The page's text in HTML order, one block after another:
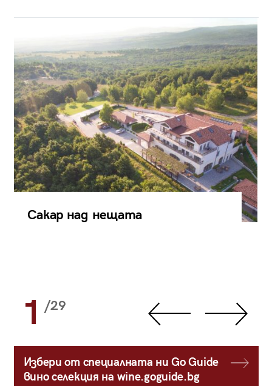
Сакар над нещата
1 /29
Избери от специалната ни Go Guide
вино селекция на wine.goguide.bg